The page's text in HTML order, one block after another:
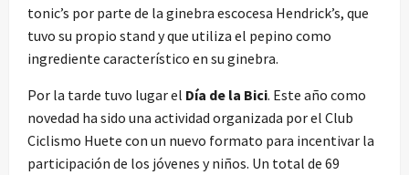
tonic’s por parte de la ginebra escocesa Hendrick’s, que
tuvo su propio stand y que utiliza el pepino como
ingrediente característico en su ginebra.
Por la tarde tuvo lugar el Día de la Bici. Este año como
novedad ha sido una actividad organizada por el Club
Ciclismo Huete con un nuevo formato para incentivar la
participación de los jóvenes y niños. Un total de 69